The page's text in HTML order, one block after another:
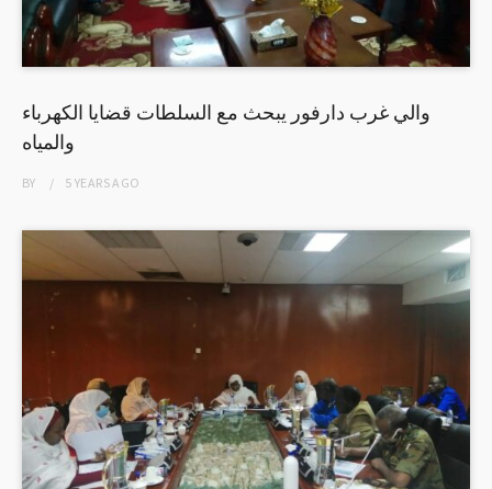
والي غرب دارفور يبحث مع السلطات قضايا الكهرباء
والمياه
BY 5 YEARSAGO